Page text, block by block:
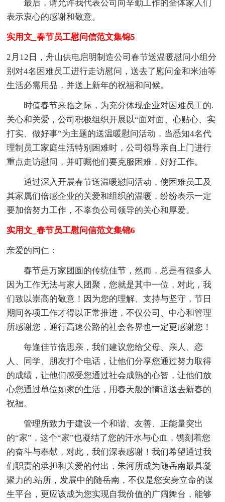
最后，请允许我代表公司向辛勤工作的全体家人们
表示衷心的感谢和敬意。
实用文_春节员工慰问信范文集锦5
2月12日，舟山供电启明制造公司春节送温暖慰问小组分
别对4名困难员工进行走访慰问，送去了慰问金和米油等
生活必需用品，并送上新年的祝福和问候。
时值春节来临之际，为充分体现企业对困难员工的.
关心和关爱，公司积极组织开展以“面对面、心贴心、实
打实、做好事”为主题的送温暖慰问活动，当悉知4名代
理制员工家庭生活特别困难时，公司领导亲自上门进行
重点走访慰问，并叮嘱他们要克服困难，好好工作。
通过深入开展春节送温暖慰问活动，使困难员工及
其家属们倍感企业的关爱和组织的温暖，纷纷表示一定
要加倍努力工作，不辜负公司领导的关心和厚爱。
实用文_春节员工慰问信范文集锦6
亲爱的同仁：
春节是万家团圆的传统佳节，然而，总是有很多人
因为工作无法与家人团聚，您就是其中一位，对此，我
们致以崇高的敬意！因为您的理解、支持与坚守，节日
期间各项工作才得以正常推进，不仅公司、中心和管理
所感谢您，通行高速公路的社会各界也一定更感谢您！
每逢佳节倍思亲，我们建议您给父母、亲人、恋
人、同学、朋友打个电话，让他们分享您通过努力取得
的成绩，让他们感受您通过社会成熟的心智，让他们放
心您通过单位如家的生活，用春天般的情谊送去新春的
祝福。
管理所致力于建设一个和谐、友善、正能量突出
的“家”，这个“家”也凝结了您的汗水与心血，镌刻着您
的奋斗与奉献，对此，我们深表感谢！我们希望通过我
们职责的承担和关爱的付出，朱河所成为随岳南最具凝
聚力的.站所，发展中的随岳南，不仅是您安身立命的谋
生平台，更应该成为您实现自我价值的广阔舞台，能够